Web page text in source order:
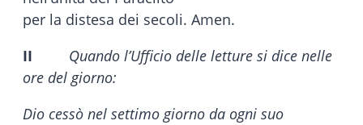
per la distesa dei secoli. Amen.
II
Quando l’Ufficio delle letture si dice nelle
ore del giorno:
Dio cessò nel settimo giorno da ogni suo